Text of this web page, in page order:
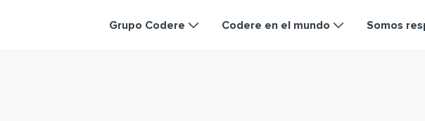
Grupo Codere Codere en el mundo Somos